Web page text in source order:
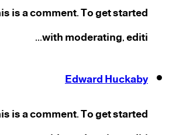
is a comment. To get started
with moderating, editi...
Edward Huckaby
is a comment. To get started